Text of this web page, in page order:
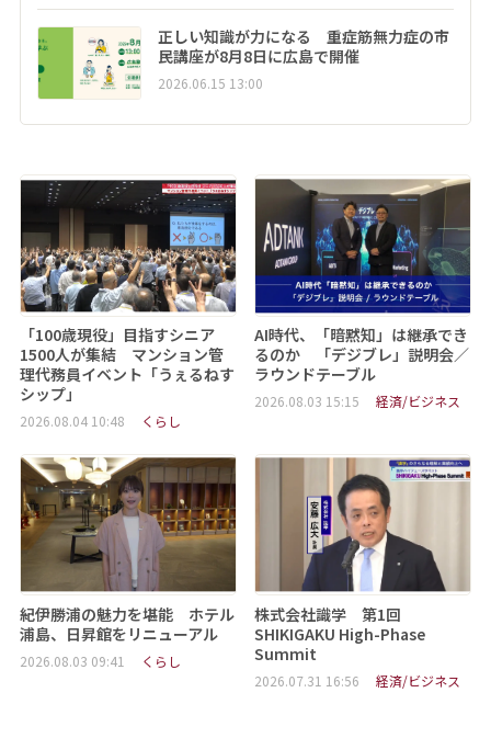
正しい知識が力になる 重症筋無力症の市
民講座が8月8日に広島で開催
2026.06.15 13:00
「100歳現役」目指すシニア
1500人が集結 マンション管
理代務員イベント「うぇるねす
シップ」
2026.08.04 10:48 くらし
AI時代、「暗黙知」は継承でき
るのか 「デジブレ」説明会／
ラウンドテーブル
2026.08.03 15:15 経済/ビジネス
紀伊勝浦の魅力を堪能 ホテル
浦島、日昇館をリニューアル
2026.08.03 09:41 くらし
株式会社識学 第1回
SHIKIGAKU High-Phase
Summit
2026.07.31 16:56 経済/ビジネス